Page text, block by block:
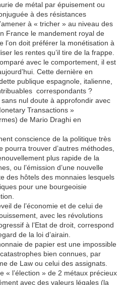
de métal par épuisement ou
à des résistances
à « tricher » au niveau des
France le mandement royal de
l’on doit préférer la monétisation à
les rentes qu’il tire de la frappe.
avec le comportement, il est
Cette dernière en
publique espagnole, italienne,
correspondants ?
nul doute à approfondir avec
Transactions »
de Mario Draghi en
conscience de la politique très
pourra trouver d’autres méthodes,
plus rapide de la
ou l’émission d’une nouvelle
des hôtels des monnaies lesquels
pour une bourgeoisie
de l’économie et de celui de
avec les révolutions
à l’Etat de droit, correspond
de la loi d’airain.
de papier est une impossible
bien connues, par
de Law ou celui des assignats.
« l’élection » de 2 métaux précieux
avec des valeurs légales (la